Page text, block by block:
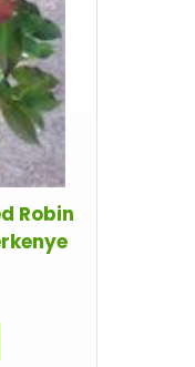
Robin